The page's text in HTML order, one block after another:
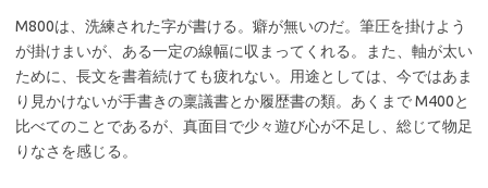
M800は、洗練された字が書ける。癖が無いのだ。筆圧を掛けよう
が掛けまいが、ある一定の線幅に収まってくれる。また、軸が太い
ために、長文を書着続けても疲れない。用途としては、今ではあま
り見かけないが手書きの稟議書とか履歴書の類。あくまで M400と
比べてのことであるが、真面目で少々遊び心が不足し、総じて物足
りなさを感じる。